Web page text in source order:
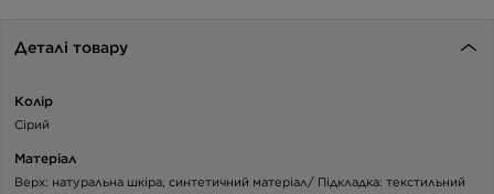
Деталі товару
Колір
Сірий
Матеріал
Верх: натуральна шкіра, синтетичний матеріал/ Підкладка: текстильний